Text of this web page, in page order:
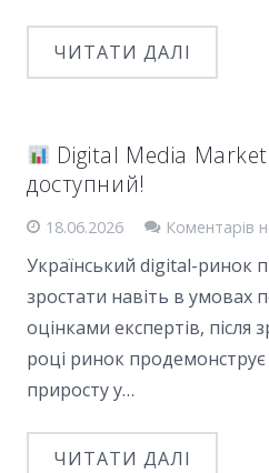
ЧИТАТИ ДАЛІ
Digital Media
доступний!
18.06.2026 Коментарів
Український digital-ринок
зростати навіть в умовах
оцінками експертів, після
році ринок
приросту у…
ЧИТАТИ ДАЛІ